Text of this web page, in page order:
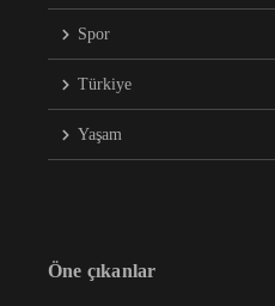
Spor
Türkiye
Yaşam
Öne çıkanlar